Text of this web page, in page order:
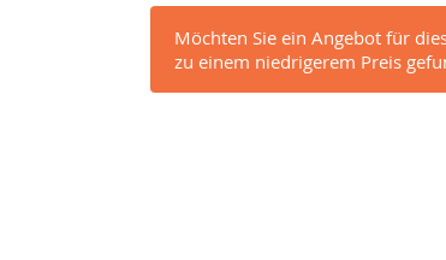
Möchten Sie ein Angebot für
zu einem niedrigerem Preis